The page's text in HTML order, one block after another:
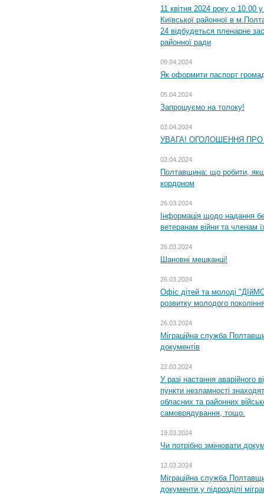
11 квітня 2024 року о 10.00
Київської районної в
24 відбудеться пленарне
районної ради
09.04.2024
Як оформити паспорт
05.04.2024
Запрошуємо на толоку!
02.04.2024
УВАГА! ОГОЛОШЕННЯ
02.04.2024
Полтавщина: що робити,
кордоном
26.03.2024
Інформація щодо надання
ветеранам війни та членам
26.03.2024
Шановні мешканці!
26.03.2024
Офіс дітей та молоді
розвитку молодого
26.03.2024
Міграційна служба
документів
22.03.2024
У разі настання аварійного
пункти незламності
обласних та районних
самоврядування, тощо.
19.03.2024
Чи потрібно змінювати
12.03.2024
Міграційна служба
документи у підрозділі